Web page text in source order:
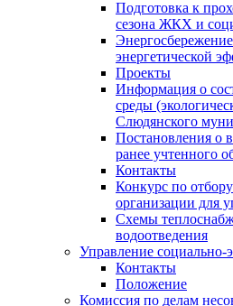
Подготовка к
сезона ЖКХ и
энергетической
Проекты
Информация о
среды
Слюдянского
Постановления о
ранее учтенного
Контакты
Конкурс по
организации для
Схемы
водоотведения
Управление социально-
Контакты
Положение
Комиссия по делам